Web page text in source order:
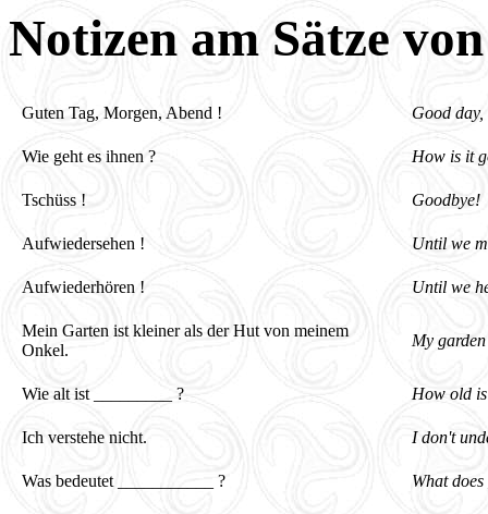
Notizen am Sätze
Guten Tag, Morgen, Abend ! Good
Wie geht es ihnen ? How is it
Tschüss ! Goodbye!
Aufwiedersehen ! Until we
Aufwiederhören ! Until we
Mein Garten ist kleiner als der Hut von meinem
Onkel.
My
Wie alt ist _________ ? How old
Ich verstehe nicht. I don't
Was bedeutet ___________ ? What